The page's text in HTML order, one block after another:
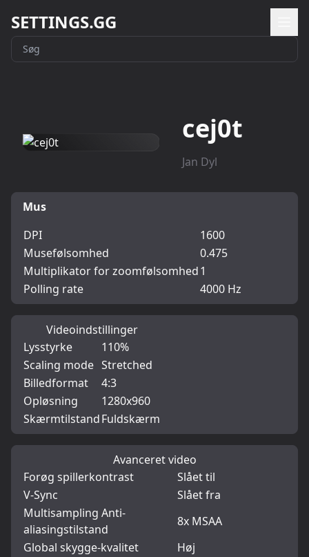
SETTINGS.GG
cej0t
Jan Dyl
Mus
DPI
1600
Musefølsomhed
0.475
Multiplikator for zoomfølsomhed1
Polling rate
4000 Hz
Videoindstillinger
Lysstyrke
110%
Scaling mode Stretched
Billedformat
4:3
Opløsning
1280x960
SkærmtilstandFuldskærm
Avanceret video
Forøg spillerkontrast
Slået til
V-Sync
Slået fra
Multisampling Anti-
aliasingstilstand
8x MSAA
Global skygge-kvalitet
Høj